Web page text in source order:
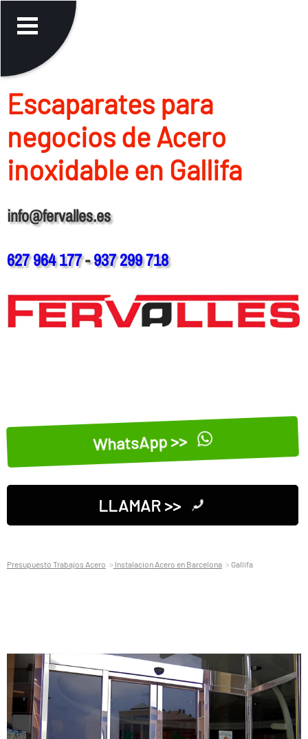
Escaparates para
negocios de Acero
inoxidable en Gallifa
info@fervalles.es
627 964 177-937 299 718
WhatsApp >>
LLAMAR >>
Presupuesto Trabajos Acero Instalacion Acero en Barcelona Gallifa